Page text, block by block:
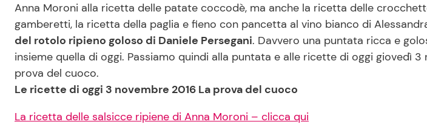
Anna Moroni alla ricetta delle patate coccodè, ma anche la ricetta delle
gamberetti, la ricetta della paglia e fieno con pancetta al vino bianco di
del rotolo ripieno goloso di Daniele Persegani. Davvero una puntata ricca e
insieme quella di oggi. Passiamo quindi alla puntata e alle ricette di oggi giovedì 3
prova del cuoco.
Le ricette di oggi 3 novembre 2016 La prova del cuoco
La ricetta delle salsicce ripiene di Anna Moroni – clicca qui